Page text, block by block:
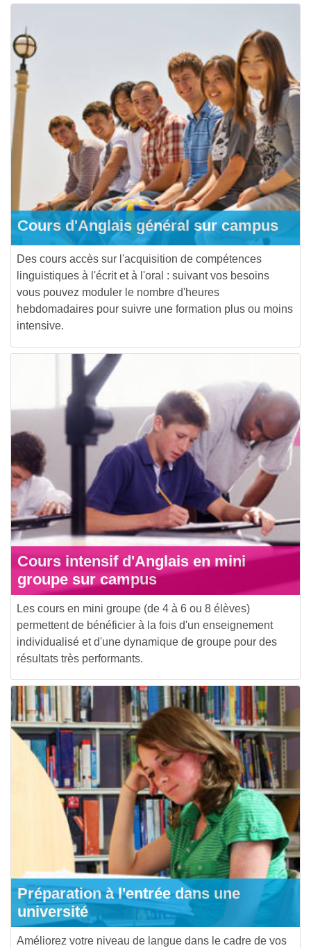
Cours d'Anglais général sur campus
Des cours accès sur l'acquisition de compétences
linguistiques à l'écrit et à l'oral : suivant vos besoins
vous pouvez moduler le nombre d'heures
hebdomadaires pour suivre une formation plus ou moins
intensive.
Cours intensif d'Anglais en mini
groupe sur campus
Les cours en mini groupe (de 4 à 6 ou 8 élèves)
permettent de bénéficier à la fois d'un enseignement
individualisé et d'une dynamique de groupe pour des
résultats très performants.
Préparation à l'entrée dans une
université
Améliorez votre niveau de langue dans le cadre de vos